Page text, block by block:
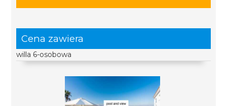
Cena zawiera
willa 6-osobowa